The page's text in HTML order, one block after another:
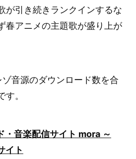
が引き続きランクインするな
春アニメの主題歌が盛り上が
音源のダウンロード数を合
。
音楽配信サイト mora ～
イト